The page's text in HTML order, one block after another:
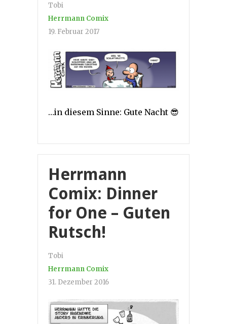
Tobi
Herrmann Comix
19. Februar 2017
…in diesem Sinne: Gute Nacht 😎
Herrmann
Comix: Dinner
for One – Guten
Rutsch!
Tobi
Herrmann Comix
31. Dezember 2016